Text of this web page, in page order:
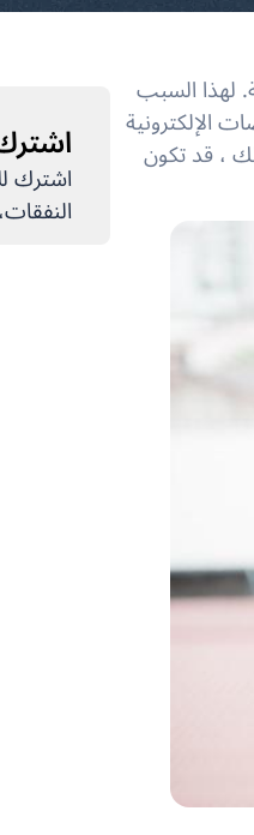
لهذا السبب
الإلكترونية
، قد تكون
اشترك